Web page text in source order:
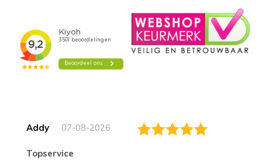
Addy 07-08-2026
topservice